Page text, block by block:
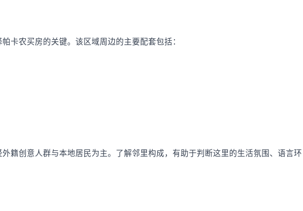
卡农买房的关键。该区域周边的主要配套包括：
籍创意人群与本地居民为主。了解邻里构成，有助于判断这里的生活氛围、语言环